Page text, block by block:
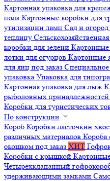
Картонная упаковка для
пола Картонные коробки для
утилизации ламп Сад и огород
теплицу
коробки для зелени Картонные
лотки для огурцов Картонные
для яиц под заказ
упаковка Упаковка для
Картонная упаковка для лыж
рыболовных принадлежностей
Коробки для туристических
По конструкции
Короб Коробки ласточкин
различных материалов Короба
окошком под заказ ХИТ
Коробки с крышкой
Четырехклапанный
удерживающими замками